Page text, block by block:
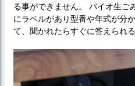
る事ができません。 バイオ生ご
にラベルがあり型番や年式が分
て、聞かれたらすぐに答えられ